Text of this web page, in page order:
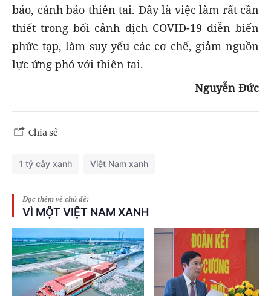
báo, cảnh báo thiên tai. Đây là việc làm rất cần
thiết trong bối cảnh dịch COVID-19 diễn biến
phức tạp, làm suy yếu các cơ chế, giảm nguồn
lực ứng phó với thiên tai.
Nguyễn Đức
Chia sẻ
1 tỷ cây xanh Việt Nam xanh
Đọc thêm về chủ đề:
VÌ MỘT VIỆT NAM XANH